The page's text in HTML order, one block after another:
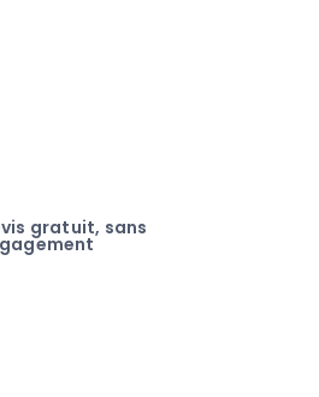
gratuit, sans